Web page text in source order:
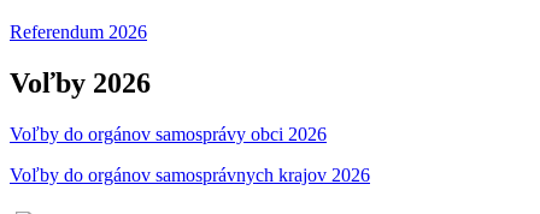
Referendum 2026
Voľby 2026
Voľby do orgánov samosprávy obci 2026
Voľby do orgánov samosprávnych krajov 2026